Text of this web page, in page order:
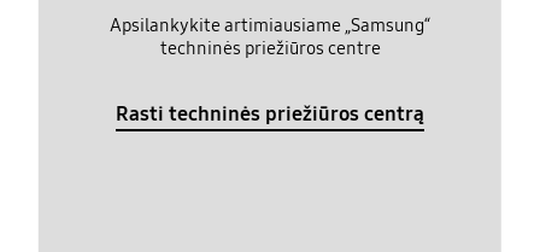
Apsilankykite artimiausiame „Samsung“
techninės priežiūros centre
Rasti techninės priežiūros centrą